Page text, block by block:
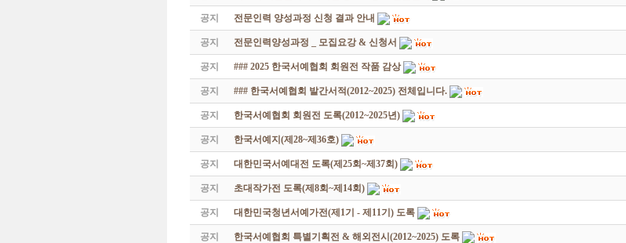
공지 전문인력 양성과정 신청 결과 안내
공지 전문인력양성과정 _ 모집요강 & 신청서
공지 ### 2025 한국서예협회 회원전 작품 감상
공지 ### 한국서예협회 발간서적(2012~2025) 전체입니다.
공지 한국서예협회 회원전 도록(2012~2025년)
공지 한국서예지(제28~제36호)
공지 대한민국서예대전 도록(제25회~제37회)
공지 초대작가전 도록(제8회~제14회)
공지 대한민국청년서예가전(제1기 - 제11기) 도록
공지 한국서예협회 특별기획전 & 해외전시(2012~2025) 도록